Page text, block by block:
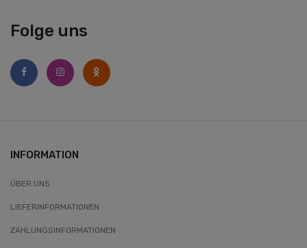
Folge uns
INFORMATION
ÜBER UNS
LIEFERINFORMATIONEN
ZAHLUNGSINFORMATIONEN